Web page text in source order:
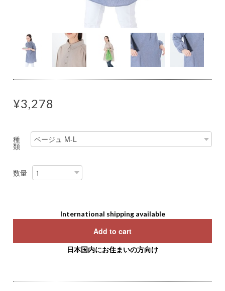
¥3,278
種
類
数量
International shipping available
Add to cart
日本国内にお住まいの方向け